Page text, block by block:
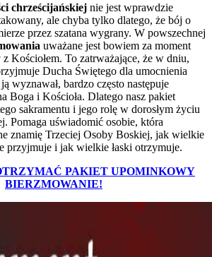
chrześcijańskiej nie jest wprawdzie
ale chyba tylko dlatego, że bój o
przez szatana wygrany. W powszechnej
uważane jest bowiem za moment
z Kościołem. To zatrważające, że w dniu,
Ducha Świętego dla umocnienia
wyznawał, bardzo często następuje
Boga i Kościoła. Dlatego nasz pakiet
sakramentu i jego rolę w dorosłym życiu
Pomaga uświadomić osobie, która
znamię Trzeciej Osoby Boskiej, jak wielkie
przyjmuje i jak wielkie łaski otrzymuje.
PAKIET UPOMINKOWY
BIERZMOWANIE!